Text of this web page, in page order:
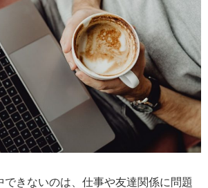
できないのは、仕事や友達関係に問題